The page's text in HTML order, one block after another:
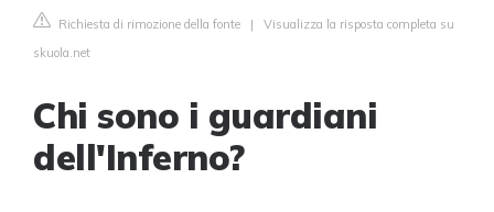
Richiesta di rimozione della fonte | Visualizza la risposta completa su
skuola.net
Chi sono i guardiani
dell'Inferno?